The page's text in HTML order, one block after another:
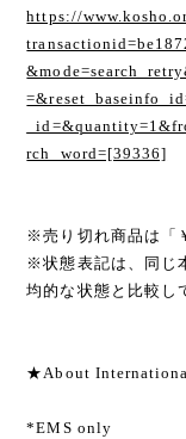
https://
rch_word=[39336]
※売り切れ商品は「
※状態表記は、同じ
均的な状態と比較し
★About
*EMS only